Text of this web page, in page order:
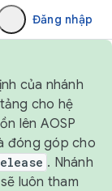
Đăng nhập
của nhánh
cho hệ
lên AOSP
đóng góp cho
. Nhánh
sẽ luôn tham